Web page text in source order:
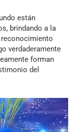
están
brindando a la
verdaderamente
forman
del